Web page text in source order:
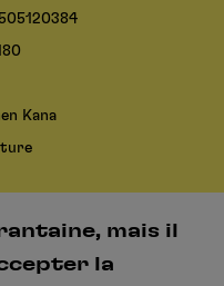
Kana
mais il
la